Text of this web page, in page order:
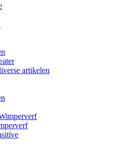
artikelen